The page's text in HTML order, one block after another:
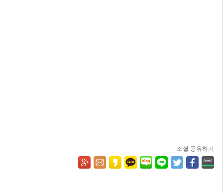
소셜 공유하기